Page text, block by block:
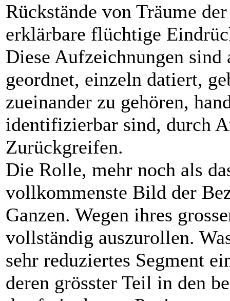
Rückstände von Träume
erklärbare flüchtige
Diese Aufzeichnungen
geordnet, einzeln datiert,
zueinander zu gehören,
identifizierbar sind, durch
Zurückgreifen.
Die Rolle, mehr noch als
vollkommenste Bild der
Ganzen. Wegen ihres
vollständig auszurollen.
sehr reduziertes Segment
deren grösster Teil in den